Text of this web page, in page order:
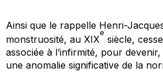
Ainsi que le rappelle Henri-
monstruosité, au XIX
e
siècle,
associée à l’infirmité, pour
une anomalie significative de la